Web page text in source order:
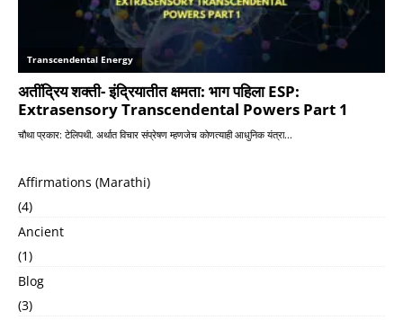
Affirmations (Marathi)
(4)
Ancient
(1)
Blog
(3)